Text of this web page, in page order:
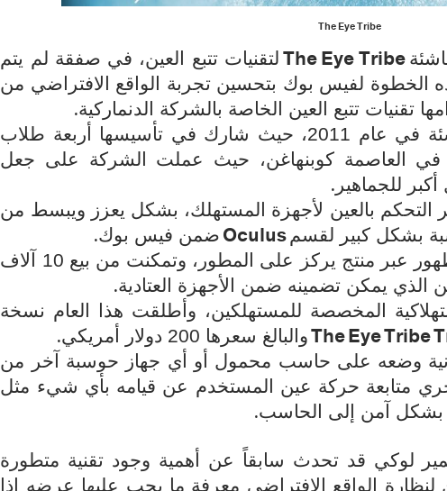
The Eye Tribe
The Eye Tribe لتقنيات تتبع العين، في صفقة لم يتم
لفيس بوك بتحسين تجربة الواقع الافتراضي من
تقنيات تتبع العين الخاصة بالشركة الدنماركية.
وظهرت الشركة الدنماركية الناشئة في عام 2011، حيث شارك في تأسيسها أربعة طلاب
في العاصمة كوبنهاغن، حيث عملت الشركة على جعل
للجماهير .
التحكم بالعين لأجهزة المستهلك، بشكل يعزز ويبسط من
بشكل كبير لقسمOculus ضمن فيس بوك.
بالظهور عبر منتج يركز على المطور، وتمكنت من بيع 10 آلاف
الذي يمكن تضمينه ضمن الأجهزة العتادية.
المخصصة للمستهلكين، وأطلقت هذا العام نسخة
The Eye Tribeوالبالغ سعرها 200 دولار أمريكي .
وضعه على حاسب محمول أو أي جهاز حوسبة آخر من
متابعة حركة عين المستخدم عن قيامه بأي شيء مثل
بشكل آمن إلى الحاسب.
لوكي قد تحدث سابقاً عن أهمية وجود تقنية متطورة
لنظارة الواقع الافتراضي معرفة ما يجب عليها عرضه إذا